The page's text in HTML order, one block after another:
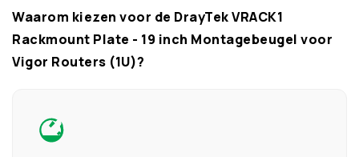
Waarom kiezen voor de DrayTek VRACK1
Rackmount Plate - 19 inch Montagebeugel voor
Vigor Routers (1U)?